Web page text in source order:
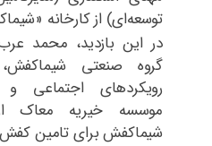
توسعه‌ای) از کارخانه
در این بازدید، محمد
گروه صنعتی
رویکردهای اجتماعی و
موسسه خیریه معاک
شیماکفش برای تامین کفش